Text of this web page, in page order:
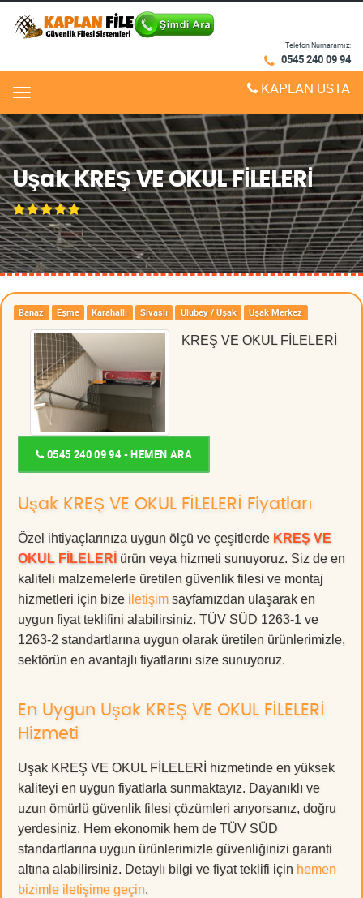
Telefon Numaramız:
0545 240 09 94
Menu KAPLAN USTA
Uşak KREŞ VE OKUL FİLELERİ
Banaz Eşme Karahallı Sivaslı Ulubey / Uşak Uşak Merkez
KREŞ VE OKUL FİLELERİ
0545 240 09 94 - HEMEN ARA
Uşak KREŞ VE OKUL FİLELERİ Fiyatları
Özel ihtiyaçlarınıza uygun ölçü ve çeşitlerde KREŞ VE
OKUL FİLELERİ ürün veya hizmeti sunuyoruz. Siz de en
kaliteli malzemelerle üretilen güvenlik filesi ve montaj
hizmetleri için bize iletişim sayfamızdan ulaşarak en
uygun fiyat teklifini alabilirsiniz. TÜV SÜD 1263-1 ve
1263-2 standartlarına uygun olarak üretilen ürünlerimizle,
sektörün en avantajlı fiyatlarını size sunuyoruz.
En Uygun Uşak KREŞ VE OKUL FİLELERİ
Hizmeti
Uşak KREŞ VE OKUL FİLELERİ hizmetinde en yüksek
kaliteyi en uygun fiyatlarla sunmaktayız. Dayanıklı ve
uzun ömürlü güvenlik filesi çözümleri arıyorsanız, doğru
yerdesiniz. Hem ekonomik hem de TÜV SÜD
standartlarına uygun ürünlerimizle güvenliğinizi garanti
altına alabilirsiniz. Detaylı bilgi ve fiyat teklifi için hemen
bizimle iletişime geçin.